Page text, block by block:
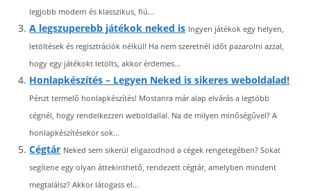
legjobb modern és klasszikus, fiú...
A legszuperebb játékok neked is Ingyen játékok egy helyen,
letöltések és regisztrációk nélkül! Ha nem szeretnél időt pazarolni azzal,
hogy egy játékokt letölts, akkor érdemes...
Honlapkészítés – Legyen Neked is sikeres weboldalad!
Pénzt termelő honlapkészítés! Mostanra már alap elvárás a legtöbb
cégnél, hogy rendelkezzen weboldallal. Na de milyen minőségűvel? A
honlapkészítésekor sok...
Cégtár Neked sem sikerül eligazodnod a cégek rengetegében? Sokat
segítene egy olyan áttekinthető, rendezett cégtár, amelyben mindent
megtalálsz? Akkor látogass el...